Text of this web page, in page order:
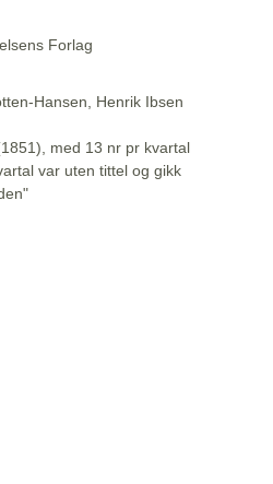
Forlag
Hansen, Henrik Ibsen
med 13 nr pr kvartal
var uten tittel og gikk